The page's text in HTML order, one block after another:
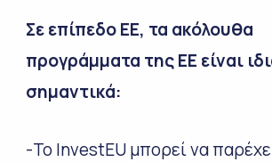
Σε επίπεδο ΕΕ, τα ακόλουθα
προγράμματα της ΕΕ είναι
σημαντικά:
-Το InvestEU μπορεί να